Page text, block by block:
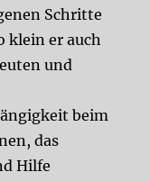
Schritte
klein er auch
und
beim
das
Hilfe